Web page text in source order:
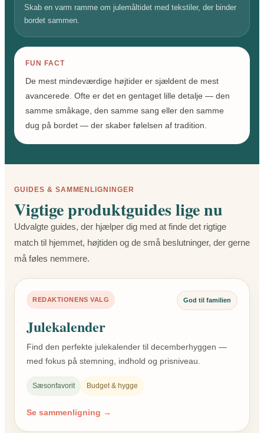
Skab en varm ramme om julemåltidet med tekstiler, der binder
bordet sammen.
FUN FACT
De mest mindeværdige højtider er sjældent de mest
avancerede. Ofte er det en gentaget lille detalje — den
samme småkage, den samme sang eller den samme
dug på bordet — der skaber følelsen af tradition.
GUIDES & SAMMENLIGNINGER
Vigtige produktguides lige nu
Udvalgte guides, der hjælper dig med at finde det rigtige
match til hjemmet, højtiden og de små beslutninger, der gerne
må føles nemmere.
REDAKTIONENS VALG God til familien
Julekalender
Find den perfekte julekalender til decemberhyggen —
med fokus på stemning, indhold og prisniveau.
Sæsonfavorit Budget & hygge
Se sammenligning →